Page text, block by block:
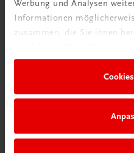
Werbung und Analysen
Informationen
zusammen, die Sie ihnen